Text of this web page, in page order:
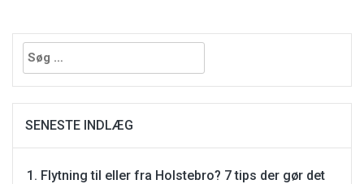
Søg
efter:
SENESTE INDLÆG
Flytning til eller fra Holstebro? 7 tips der gør det